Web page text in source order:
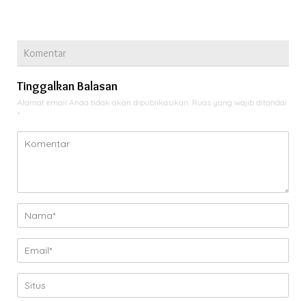
Komentar
Tinggalkan Balasan
Alamat email Anda tidak akan dipublikasikan. Ruas yang wajib ditandai
*